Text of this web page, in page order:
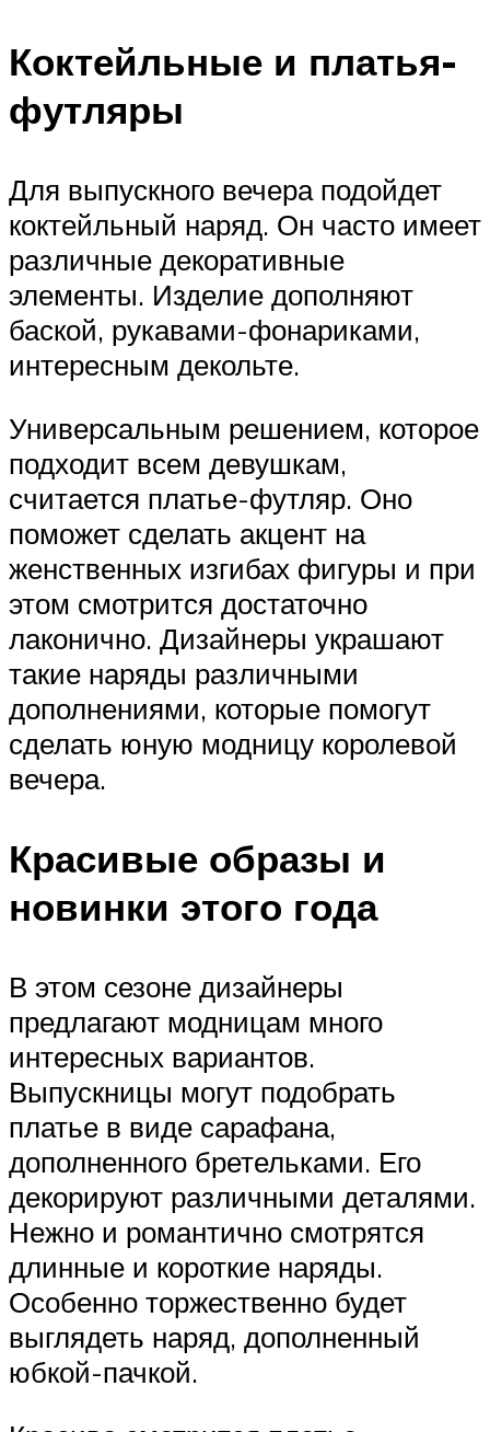
Коктейльные и платья-
футляры
Для выпускного вечера подойдет
коктейльный наряд. Он часто имеет
различные декоративные
элементы. Изделие дополняют
баской, рукавами-фонариками,
интересным декольте.
Универсальным решением, которое
подходит всем девушкам,
считается платье-футляр. Оно
поможет сделать акцент на
женственных изгибах фигуры и при
этом смотрится достаточно
лаконично. Дизайнеры украшают
такие наряды различными
дополнениями, которые помогут
сделать юную модницу королевой
вечера.
Красивые образы и
новинки этого года
В этом сезоне дизайнеры
предлагают модницам много
интересных вариантов.
Выпускницы могут подобрать
платье в виде сарафана,
дополненного бретельками. Его
декорируют различными деталями.
Нежно и романтично смотрятся
длинные и короткие наряды.
Особенно торжественно будет
выглядеть наряд, дополненный
юбкой-пачкой.